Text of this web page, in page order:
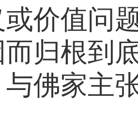
或价值问
而归根到
佛家主